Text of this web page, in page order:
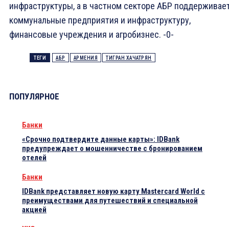
инфраструктуры, а в частном секторе АБР
коммунальные предприятия и инфраструктуру,
финансовые учреждения и агробизнес. -0-
ТЕГИ АБР АРМЕНИЯ ТИГРАН ХАЧАТРЯН
ПОПУЛЯРНОЕ
Банки
«Срочно подтвердите данные карты»: IDBank
предупреждает о мошенничестве с бронированием
отелей
Банки
IDBank представляет новую карту Mastercard World с
преимуществами для путешествий и специальной
акцией